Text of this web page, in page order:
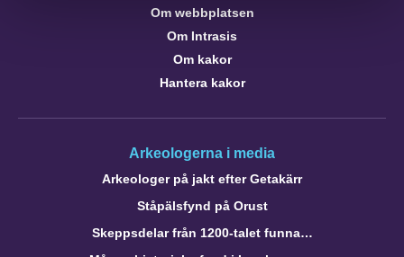
Om webbplatsen
Om Intrasis
Om kakor
Hantera kakor
Arkeologerna i media
Arkeologer på jakt efter Getakärr
Ståpälsfynd på Orust
Skeppsdelar från 1200-talet funna…